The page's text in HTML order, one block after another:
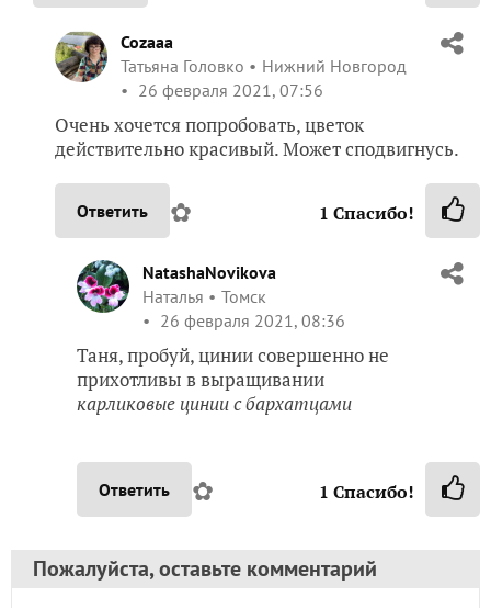
Cozaaa
Татьяна Головко
Нижний Новгород
26 февраля 2021, 07:56
Очень хочется попробовать, цветок
действительно красивый. Может сподвигнусь.
Ответить ✿ 1 Спасибо!
NatashaNovikova
Наталья
Томск
26 февраля 2021, 08:36
Таня, пробуй, цинии совершенно не
прихотливы в выращивании
карликовые цинии с бархатцами
Ответить ✿ 1 Спасибо!
Пожалуйста, оставьте комментарий